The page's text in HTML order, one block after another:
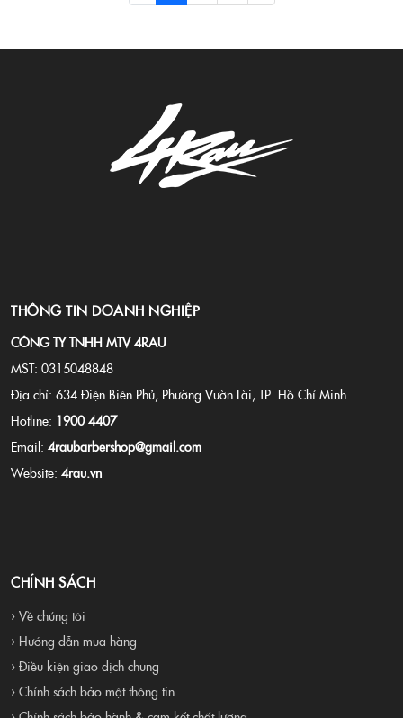
THÔNG TIN DOANH NGHIỆP
CÔNG TY TNHH MTV 4RAU
MST: 0315048848
Địa chỉ: 634 Điện Biên Phủ, Phường Vườn Lài, TP. Hồ Chí Minh
Hotline: 1900 4407
Email: 4raubarbershop@gmail.com
Website: 4rau.vn
CHÍNH SÁCH
› Về chúng tôi
› Hướng dẫn mua hàng
› Điều kiện giao dịch chung
› Chính sách bảo mật thông tin